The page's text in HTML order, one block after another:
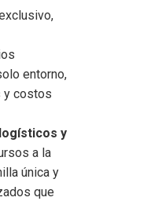
entorno,
y costos
y
a la
única y
que